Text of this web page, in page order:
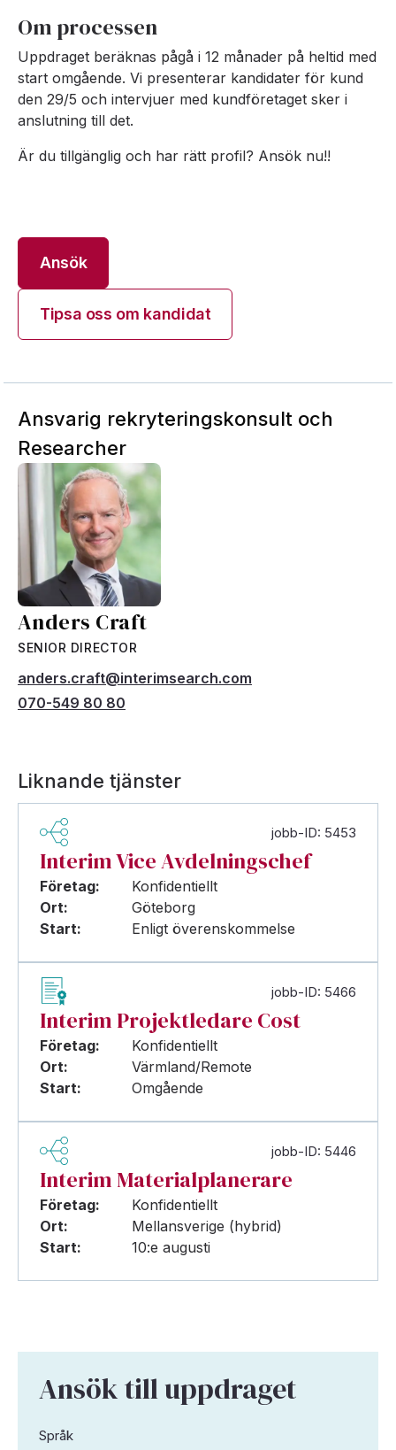
Om processen
Uppdraget beräknas pågå i 12 månader på heltid med
start omgående. Vi presenterar kandidater för kund
den 29/5 och intervjuer med kundföretaget sker i
anslutning till det.
Är du tillgänglig och har rätt profil? Ansök nu!!
Ansök
Tipsa oss om kandidat
Ansvarig rekryteringskonsult och
Researcher
Anders Craft
SENIOR DIRECTOR
anders.craft@interimsearch.com
070-549 80 80
Liknande tjänster
jobb-ID: 5453
Interim Vice Avdelningschef
Företag:
Konfidentiellt
Ort:
Göteborg
Start:
Enligt överenskommelse
jobb-ID: 5466
Interim Projektledare Cost
Företag:
Konfidentiellt
Ort:
Värmland/Remote
Start:
Omgående
jobb-ID: 5446
Interim Materialplanerare
Företag:
Konfidentiellt
Ort:
Mellansverige (hybrid)
Start:
10:e augusti
Ansök till uppdraget
Språk